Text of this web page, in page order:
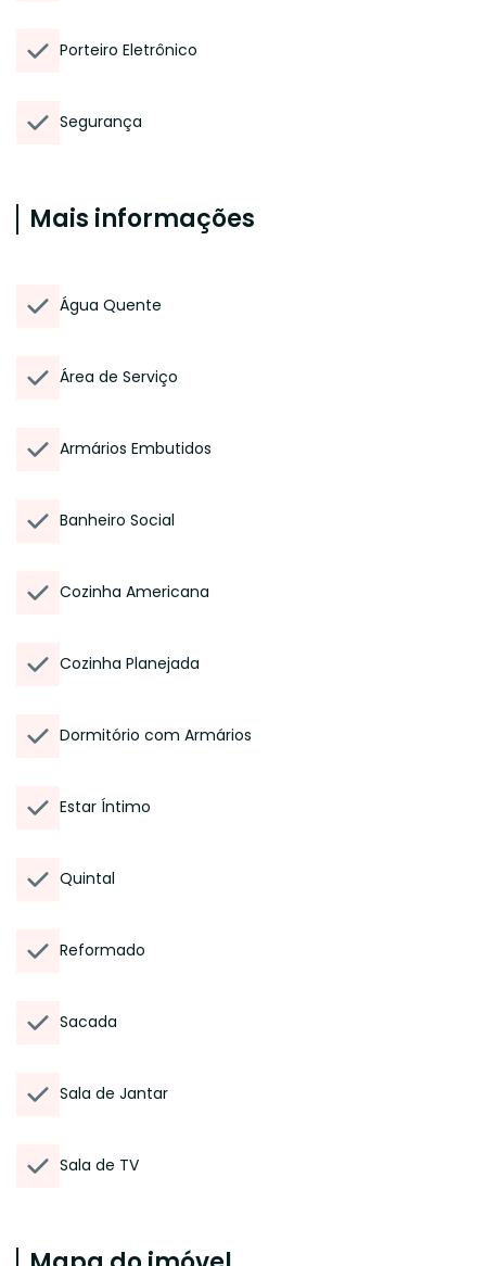
Porteiro Eletrônico
Segurança
Mais informações
Água Quente
Área de Serviço
Armários Embutidos
Banheiro Social
Cozinha Americana
Cozinha Planejada
Dormitório com Armários
Estar Íntimo
Quintal
Reformado
Sacada
Sala de Jantar
Sala de TV